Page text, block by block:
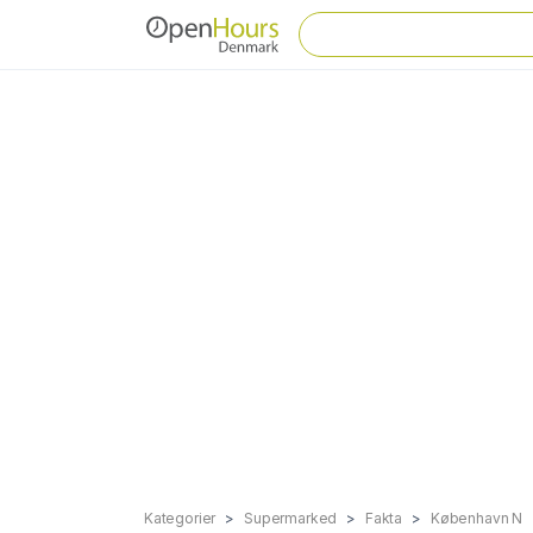
Kategorier Supermarked Fakta København N